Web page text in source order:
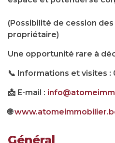
(Possibilité de cession
propriétaire)
Une opportunité rare à
📞 Informations et visites :
📩 E-mail :
🌐
Général